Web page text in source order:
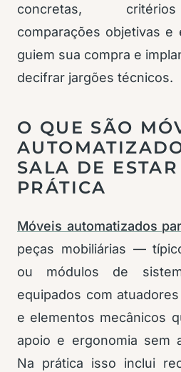
concretas,
comparações objetivas e
guiem sua compra e
decifrar jargões técnicos.
O QUE SÃO
SALA DE
PRÁTICA
Móveis automatizados
peças mobiliárias —
ou módulos de
equipados com
e elementos mecânicos
apoio e ergonomia sem
Na prática isso inclui